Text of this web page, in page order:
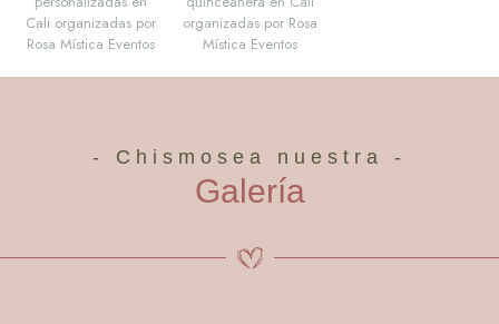
- Chismosea nuestra -
Galería